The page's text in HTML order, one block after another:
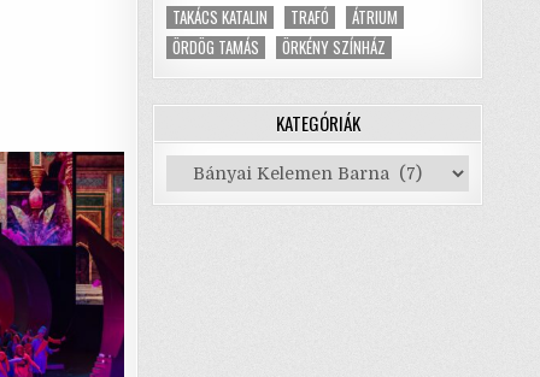
TAKÁCS KATALIN
TRAFÓ
ÁTRIUM
ÖRDÖG TAMÁS
ÖRKÉNY SZÍNHÁZ
KATEGÓRIÁK
Kategóriák